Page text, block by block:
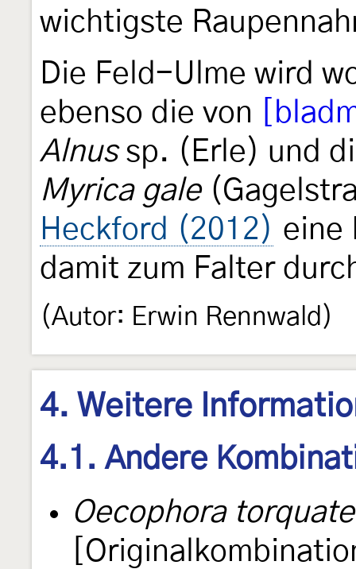
wichtigste
Die Feld-Ulme wird
ebenso die von
Alnussp. (Erle) und
Myrica gale
Heckford (2012) eine
damit zum Falter
(Autor: Erwin Rennwald)
4. Weitere
4.1. Andere
Oecophora